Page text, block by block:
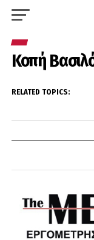
Κοπή
RELATED TOPICS: